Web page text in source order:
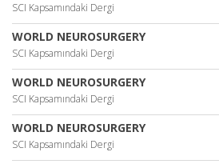
SCI Kapsamındaki Dergi
WORLD NEUROSURGERY
SCI Kapsamındaki Dergi
WORLD NEUROSURGERY
SCI Kapsamındaki Dergi
WORLD NEUROSURGERY
SCI Kapsamındaki Dergi